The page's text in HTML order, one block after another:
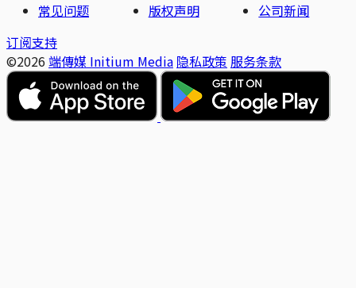
常见问题
版权声明
公司新闻
订阅支持
©2026 端傳媒 Initium Media 隐私政策 服务条款